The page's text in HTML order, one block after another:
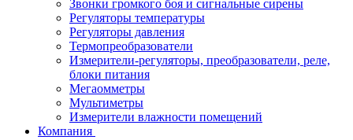
Звонки громкого боя и сигнальные сирены
Регуляторы температуры
Регуляторы давления
Термопреобразователи
Измерители-регуляторы, преобразователи, реле,
блоки питания
Мегаомметры
Мультиметры
Измерители влажности помещений
Компания